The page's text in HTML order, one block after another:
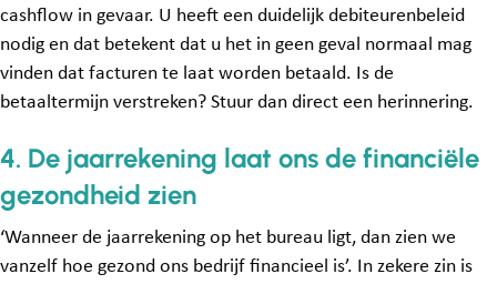
cashflow in gevaar. U heeft een duidelijk debiteurenbeleid
nodig en dat betekent dat u het in geen geval normaal mag
vinden dat facturen te laat worden betaald. Is de
betaaltermijn verstreken? Stuur dan direct een herinnering.
4. De jaarrekening laat ons de financiële
gezondheid zien
‘Wanneer de jaarrekening op het bureau ligt, dan zien we
vanzelf hoe gezond ons bedrijf financieel is’. In zekere zin is